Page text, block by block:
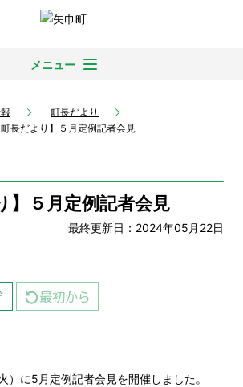
メニュー
町長だより
町長だより】５月定例記者会見
】５月定例記者会見
最終更新日：2024年05月22日
）に5月定例記者会見を開催しました。